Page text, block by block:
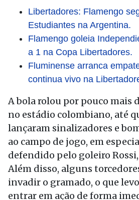
Libertadores: Flamengo
Estudiantes na Argentina.
Flamengo goleia
a 1 na Copa Libertadores.
Fluminense arranca
continua vivo na
A bola rolou por pouco mais
no estádio colombiano, até
lançaram sinalizadores e
ao campo de jogo, em
defendido pelo goleiro
Além disso, alguns
invadir o gramado, o que
entrar em ação de forma